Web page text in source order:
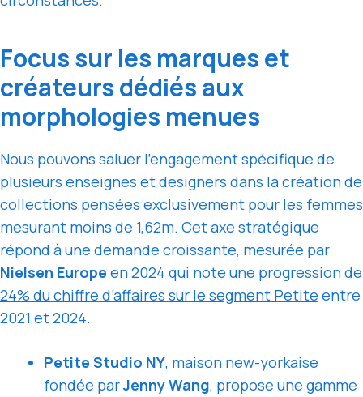
Focus sur les marques et
créateurs dédiés aux
morphologies menues
Nous pouvons saluer l’engagement spécifique de
plusieurs enseignes et designers dans la création de
collections pensées exclusivement pour les femmes
mesurant moins de 1,62m. Cet axe stratégique
répond à une demande croissante, mesurée par
Nielsen Europe en 2024 qui note une progression de
24% du chiffre d’affaires sur le segment Petite entre
2021 et 2024.
Petite Studio NY, maison new-yorkaise
fondée parJenny Wang, propose une gamme